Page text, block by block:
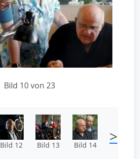
Bild 10 von 23
Bild 12 Bild 13 Bild 14 >